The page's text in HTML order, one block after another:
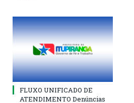
FLUXO UNIFICADO DE
ATENDIMENTO Denúncias